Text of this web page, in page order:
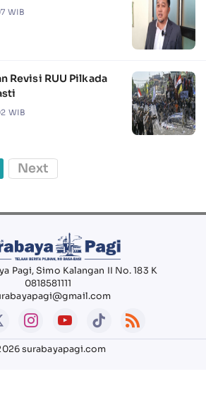
WIB
Revisi RUU Pilkada
WIB
Next
Pagi, Simo Kalangan II No. 183 K
0818581111
surabayapagi.com